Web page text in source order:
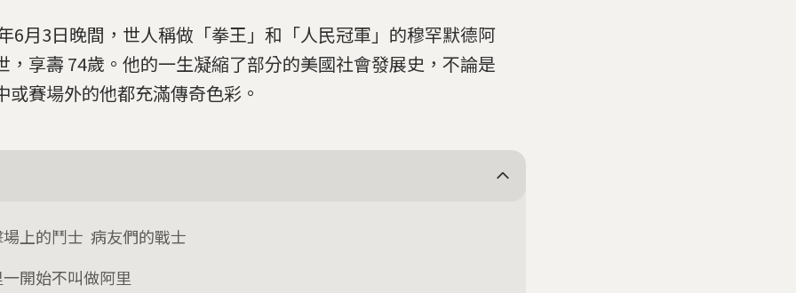
6月3日晚間，世人稱做「拳王」和「人民冠軍」的穆罕默德阿
，享壽 74歲。他的一生凝縮了部分的美國社會發展史，不論是
或賽場外的他都充滿傳奇色彩。
上的鬥士 病友們的戰士
開始不叫做阿里